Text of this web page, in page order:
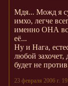
Мдя... Можд я
имхо, легче
именно ОНА
её...
Ну и Нага,
любой захочет,
будет не
23 февраля 2006 г.